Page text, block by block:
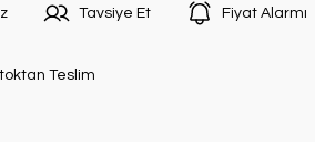
Tavsiye Et Fiyat Alarmı
Teslim